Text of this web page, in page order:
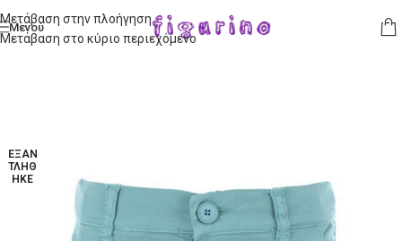
Μετάβαση στην πλοήγηση
Μετάβαση στο κύριο περιεχόμενο
Μενού
ΕΞΑΝ
ΤΛΉΘ
ΗΚΕ